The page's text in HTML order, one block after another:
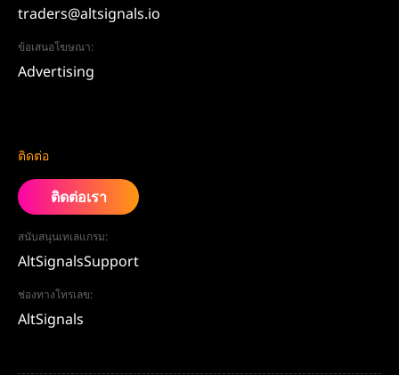
traders@altsignals.io
ข้อเสนอโฆษณา:
Advertising
ติดต่อ
ติดต่อเรา
สนับสนุนเทเลแกรม:
AltSignalsSupport
ช่องทางโทรเลข:
AltSignals